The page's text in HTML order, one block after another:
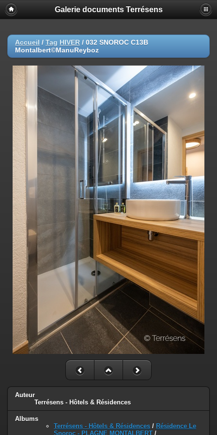
Galerie documents Terrésens
Accueil / Tag HIVER / 032 SNOROC C13B
Montalbert©ManuReyboz
Auteur
Terrésens - Hôtels & Résidences
Albums
Terrésens - Hôtels & Résidences / Résidence Le
Snoroc - PLAGNE MONTALBERT /